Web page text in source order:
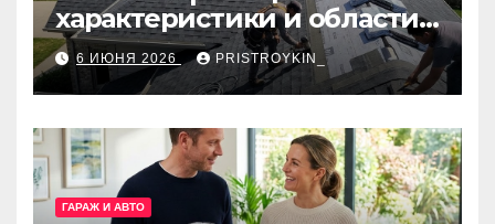
характеристики и области
применения
6 ИЮНЯ 2026 PRISTROYKIN_
ГАРАЖ И АВТО